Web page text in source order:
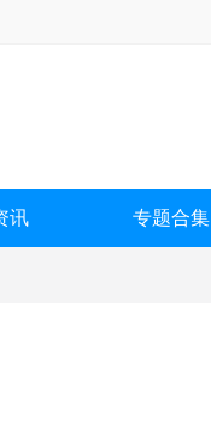
讯 专题合集